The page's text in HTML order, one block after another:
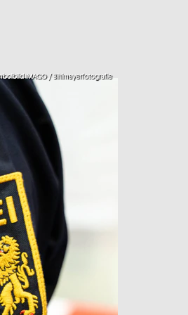
IMAGO / Bihlmayerfotografie